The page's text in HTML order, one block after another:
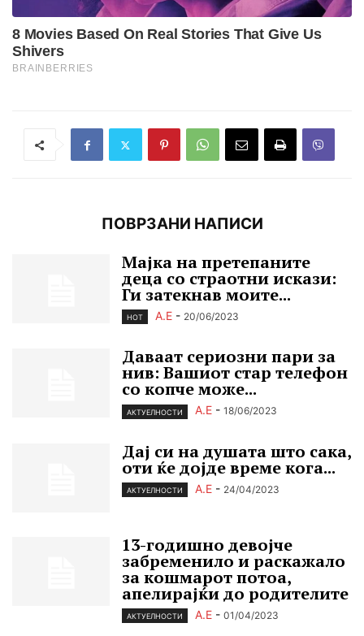
ПОВРЗАНИ НАПИСИ
Мајка на претепаните
деца со страотни искази:
Ги затекнав моите...
HOT А.Е - 20/06/2023
Даваат сериозни пари за
нив: Вашиот стар телефон
со копче може...
АКТУЕЛНОСТИ А.Е - 18/06/2023
Дај си на душата што сака,
оти ќе дојде време кога...
АКТУЕЛНОСТИ А.Е - 24/04/2023
13-годишно девојче
забременило и раскажало
за кошмарот потоа,
апелирајќи до родителите
АКТУЕЛНОСТИ А.Е - 01/04/2023